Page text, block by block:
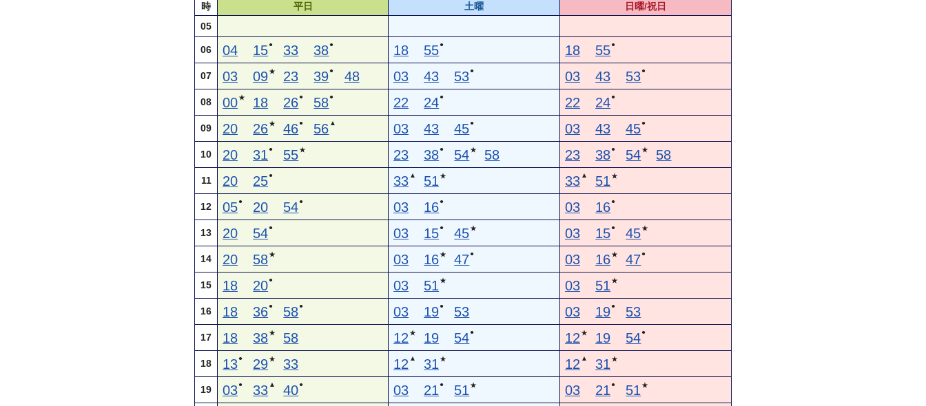
時 平日 土曜
日曜/祝日
05
06 04 15● 33 38● 18 55● 18 55●
07 03 09★ 23 39● 48 03 43 53● 03 43 53●
08 00★ 18 26● 58● 22 24● 22 24●
09 20 26★ 46● 56 ▲ 03 43 45● 03 43 45●
10 20 31 ● 55★ 23 38● 54★ 58 23 38● 54★ 58
11 20 25● 33 ▲ 51 ★ 33 ▲ 51 ★
12 05● 20 54● 03 16● 03 16●
13 20 54● 03 15● 45★ 03 15● 45★
14 20 58★ 03 16★ 47● 03 16★ 47●
15 18 20● 03 51 ★ 03 51 ★
16 18 36● 58● 03 19● 53 03 19● 53
17 18 38★ 58 12 ★ 19 54● 12 ★ 19 54●
18 13● 29★ 33 12 ▲ 31 ★ 12 ▲ 31 ★
19 03● 33 ▲ 40● 03 21 ● 51 ★ 03 21 ● 51 ★